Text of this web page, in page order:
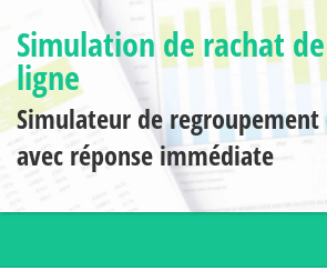
Simulation de rachat
ligne
Simulateur de
avec réponse immédiate